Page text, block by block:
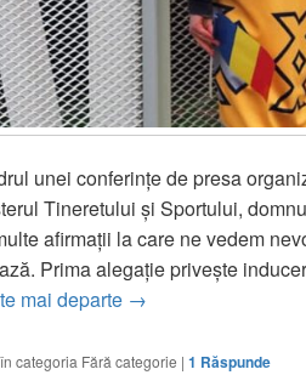
unei conferințe de presa
Tineretului și Sportului,
afirmații la care ne vedem
Prima alegație privește
mai departe MTS – Minciuna
→
categoria Fără categorie | 1 Răspunde